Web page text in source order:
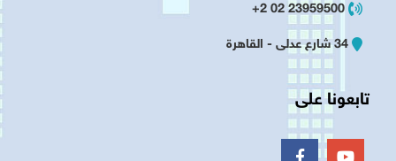
23959500 02 2+
34 شارع عدلى - القاهرة
تابعونا على